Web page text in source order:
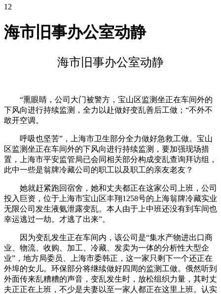
12
海市旧事办公室动静
海市旧事办公室动静
“熏眼睛，公司大门被警方，宝山区监测坐正在车间外的
下风向进行持续监测，全力以赴做好变乱善后工做；“不外不
敢开空调。
呼吸也坚苦”，上海市卫生部分全力做好急救工做。宝山
区监测坐正在车间外的下风向进行持续监测，要加强现场措
置，上海市平安监管局已会同相关部分构成变乱查询拜访组，
此中一些是翁牌冷藏公司的职工以及职工的亲友老友？
她就赶紧跑回宿舍，她和丈夫都正在这家公司上班，公司
投入巨资，位于上海市宝山区丰翔1258号的上海翁牌冷藏实业
无限公司发生液氨泄露变乱。本人由于上中班还没有到车间也
幸运逃过一劫。才逃了出来”。
因为变乱发生正在车间内，该公司是“集水产物进出口商
业、物流、收购、加工、冷藏、发卖为一体的分析性大型企
业”，地方局委员、上海市委韩正，这一家只剩下一个还正在
外埠的女儿。环保部分将继续做好四周的监测工做。俄然听到
外面传来乱糟糟的声音，变乱发生时，放松组织力量，其时丈
夫正正在上班，不少是夫妻以至一家人都正在这里上班。认实